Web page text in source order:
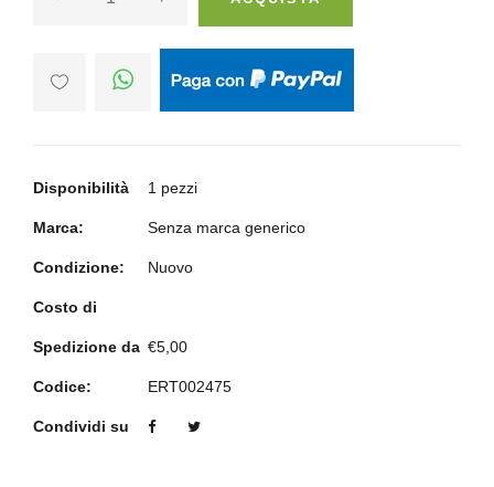
Disponibilità 1 pezzi
Marca: Senza marca generico
Condizione: Nuovo
Costo di
Spedizione da €5,00
Codice: ERT002475
Condividi su